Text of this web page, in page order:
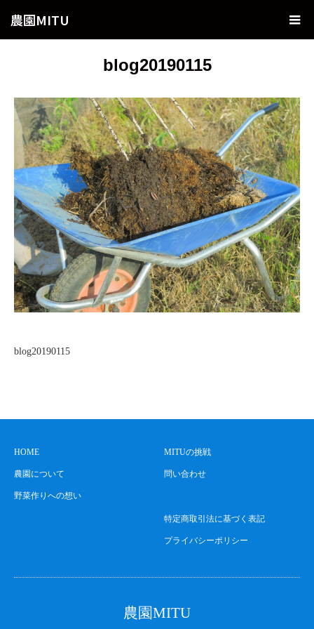
農園MITU
blog20190115
blog20190115
HOME
農園について
野菜作りへの想い
MITUの挑戦
問い合わせ
特定商取引法に基づく表記
プライバシーポリシー
農園MITU